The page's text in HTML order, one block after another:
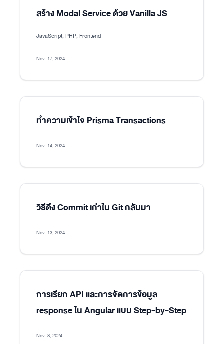
สร้าง Modal Service ด้วย Vanilla JS
JavaScript, PHP, Frontend
Nov. 17, 2024
ทำความเข้าใจ Prisma Transactions
Nov. 14, 2024
วิธีดึง Commit เก่าใน Git กลับมา
Nov. 13, 2024
การเรียก API และการจัดการข้อมูล
response ใน Angular แบบ Step-by-Step
Nov. 8, 2024